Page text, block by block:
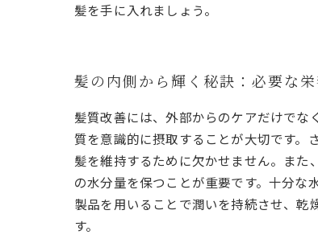
髪を手に入れましょう。
髪の内側から輝く秘訣：必要な
髪質改善には、外部からのケアだけでな
質を意識的に摂取することが大切です。
髪を維持するために欠かせません。また
の水分量を保つことが重要です。十分
製品を用いることで潤いを持続させ、乾
す。